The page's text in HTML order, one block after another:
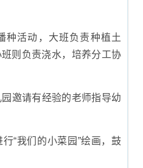
种活动，大班负责种植土
则负责浇水，培养分工协
邀请有经验的老师指导幼
“我们的小菜园”绘画，鼓